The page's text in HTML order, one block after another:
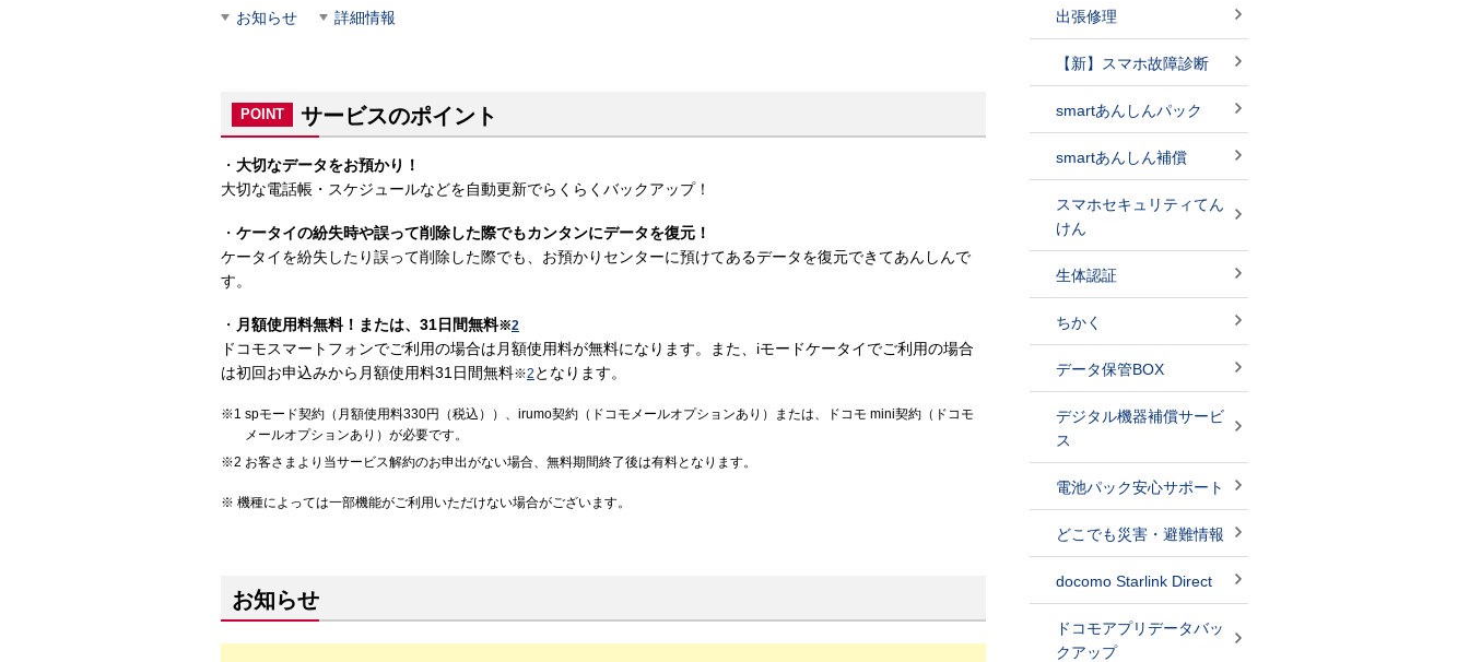
お知らせ 詳細情報
POINT サービスのポイント
・ 大切なデータをお預かり！
大切な電話帳・スケジュールなどを自動更新でらくらくバックアップ！
・ ケータイの紛失時や誤って削除した際でもカンタンにデータを復元！
ケータイを紛失したり誤って削除した際でも、お預かりセンターに預けてあるデータを復元できてあんしんで
す。
・ 月額使用料無料！または、31日間無料※2
ドコモスマートフォンでご利用の場合は月額使用料が無料になります。また、iモードケータイでご利用の場合
は初回お申込みから月額使用料31日間無料※2 となります。
spモード契約（月額使用料330円（税込））、irumo契約（ドコモメールオプションあり）または、ドコモ mini契約（ドコモ
メールオプションあり）が必要です。
お客さまより当サービス解約のお申出がない場合、無料期間終了後は有料となります。
機種によっては一部機能がご利用いただけない場合がございます。
お知らせ
出張修理
【新】スマホ故障診断
smartあんしんパック
smartあんしん補償
スマホセキュリティてん
けん
生体認証
ちかく
データ保管BOX
デジタル機器補償サービ
ス
電池パック安心サポート
どこでも災害・避難情報
docomo Starlink Direct
ドコモアプリデータバッ
クアップ